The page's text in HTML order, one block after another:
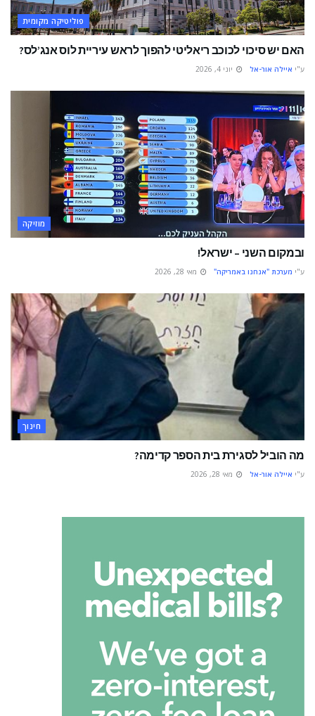
פוליטיקה מקומית
האם יש סיכוי לכוכב ריאליטי להפוך לראש עיריית לוס אנג’לס?
ע"י איילה אור-אל יוני 4, 2026
מוזיקה
ובמקום השני – ישראל!
ע"י מערכת "אנחנו באמריקה" מאי 28, 2026
חינוך
מה הוביל לסגירת בית הספר קדימה?
ע"י איילה אור-אל מאי 28, 2026